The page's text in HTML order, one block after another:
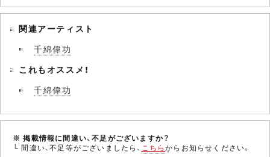
関連アーティスト
千綿偉功
これもオススメ！
千綿偉功
※ 掲載情報に間違い、不足がございますか？
└ 間違い、不足等がございましたら、 こちらからお知らせください。